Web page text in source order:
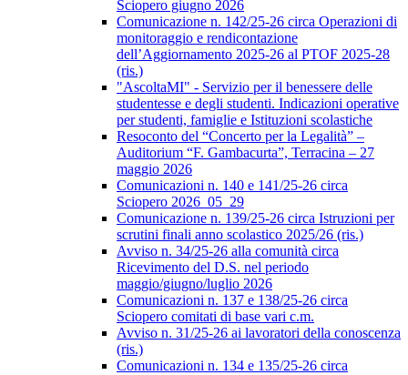
Sciopero giugno 2026
Comunicazione n. 142/25-26 circa Operazioni di
monitoraggio e rendicontazione
dell’Aggiornamento 2025-26 al PTOF 2025-28
(ris.)
"AscoltaMI" - Servizio per il benessere delle
studentesse e degli studenti. Indicazioni operative
per studenti, famiglie e Istituzioni scolastiche
Resoconto del “Concerto per la Legalità” –
Auditorium “F. Gambacurta”, Terracina – 27
maggio 2026
Comunicazioni n. 140 e 141/25-26 circa
Sciopero 2026_05_29
Comunicazione n. 139/25-26 circa Istruzioni per
scrutini finali anno scolastico 2025/26 (ris.)
Avviso n. 34/25-26 alla comunità circa
Ricevimento del D.S. nel periodo
maggio/giugno/luglio 2026
Comunicazioni n. 137 e 138/25-26 circa
Sciopero comitati di base vari c.m.
Avviso n. 31/25-26 ai lavoratori della conoscenza
(ris.)
Comunicazioni n. 134 e 135/25-26 circa